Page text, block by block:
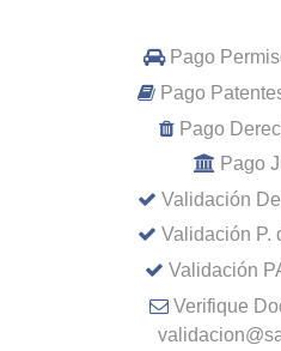
Pago
Pago
Pago
Pago
Validación
Validación P.
Validación
Verifique